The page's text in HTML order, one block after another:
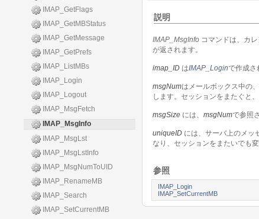
IMAP_GetFlags
IMAP_GetMBStatus
IMAP_GetMessage
IMAP_GetPrefs
IMAP_ListMBs
IMAP_Login
IMAP_Logout
IMAP_MsgFetch
IMAP_MsgInfo
IMAP_MsgLst
IMAP_MsgLstInfo
IMAP_MsgNumToUID
IMAP_RenameMB
IMAP_Search
IMAP_SetCurrentMB
説明
IMAP_MsgInfo コマンドは、カ
が返されます。
imap_ID はIMAP_Loginで作成さ
msgNumはメールボックス中の
します。セッションをまたぐと
msgSize には、 msgNumで参照
uniqueID には、サーバ上のメッ
なり、セッションをまたいでも
参照
IMAP_Login
IMAP_SetCurrentMB